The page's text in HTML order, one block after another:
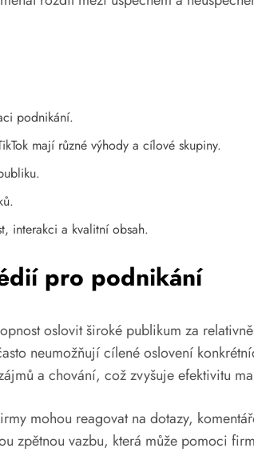
podnikání.
mají různé výhody a cílové skupiny.
interakci a kvalitní obsah.
pro podnikání
oslovit široké publikum za
neumožňují cílené oslovení
a chování, což zvyšuje efektivitu
mohou reagovat na dotazy,
zpětnou vazbu, která může pomoci